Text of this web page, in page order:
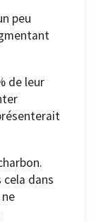
peu
de leur
dans